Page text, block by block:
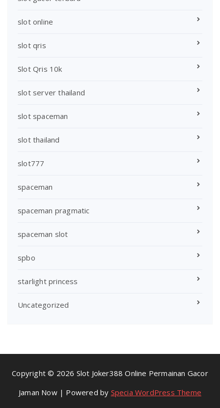
slot online
slot qris
Slot Qris 10k
slot server thailand
slot spaceman
slot thailand
slot777
spaceman
spaceman pragmatic
spaceman slot
spbo
starlight princess
Uncategorized
Copyright © 2026 Slot Joker388 Online Permainan Gacor
Jaman Now | Powered by Specia WordPress Theme